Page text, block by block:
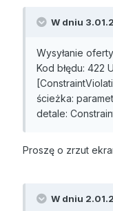
W dniu
Wysyłanie
Kod błędu: 422
ścieżka:
detale:
Proszę o zrzut
W dniu